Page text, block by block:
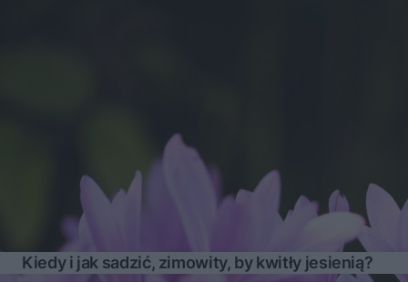
Kiedy i jak sadzić, zimowity, by kwitły jesienią?